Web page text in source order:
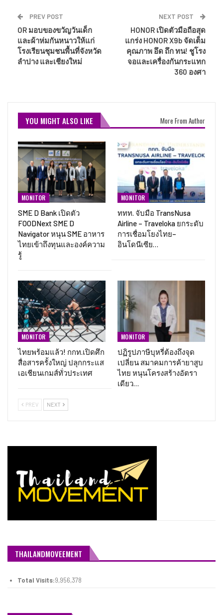
PREV POST
OR มอบของขวัญวันเด็ก
และผ้าห่มกันหนาวให้แก่
โรงเรียนชุมชนพื้นที่จังหวัด
ลำปาง และเชียงใหม่
NEXT POST
HONOR เปิดตัวมือถือสุด
แกร่ง HONOR X9b จัดเต็ม
คุณภาพ อึด ถึก ทน! ชูโรง
จอและเครื่องกันกระแทก
360 องศา
YOU MIGHT ALSO LIKE More From Author
MONITOR
SME D Bank เปิดตัว
FOODNext SME D
Navigator หนุน SME อาหาร
ไทยเข้าถึงทุนและองค์ความ
รู้
MONITOR
ททท. จับมือ TransNusa
Airline – Traveloka ยกระดับ
การเชื่อมโยงไทย–
อินโดนีเซีย…
MONITOR
ไทยพร้อมแล้ว! กกท.เปิดศึก
สื่อสารครั้งใหญ่ ปลุกกระแส
เอเชียนเกมส์ทั่วประเทศ
MONITOR
ปฏิรูปภาษีบุหรี่ต้องถึงจุด
เปลี่ยน สมาคมการค้ายาสูบ
ไทย หนุนโครงสร้างอัตรา
เดียว…
PREV NEXT
THAILANDMOVEEMENT
Total Visits:9,956,378